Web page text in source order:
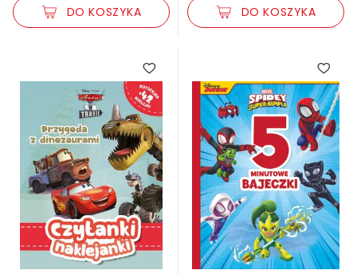
DO KOSZYKA DO KOSZYKA